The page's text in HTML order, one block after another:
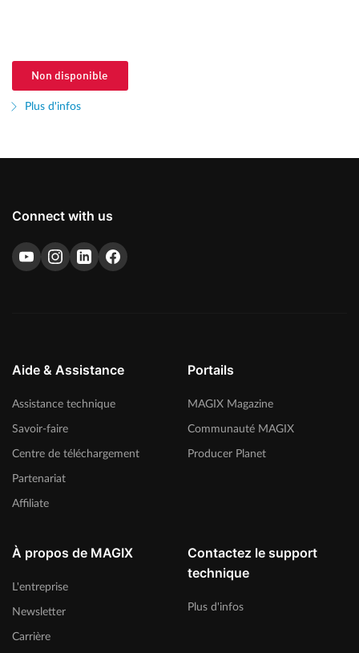
Non disponible
Plus d'infos
Connect with us
Aide & Assistance
Assistance technique
Savoir-faire
Centre de téléchargement
Partenariat
Affiliate
Portails
MAGIX Magazine
Communauté MAGIX
Producer Planet
À propos de MAGIX
L'entreprise
Newsletter
Carrière
Contactez le support
technique
Plus d'infos